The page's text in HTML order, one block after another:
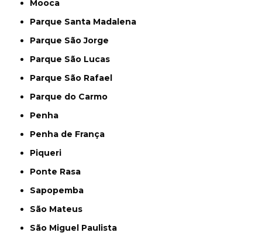
Mooca
Parque Santa Madalena
Parque São Jorge
Parque São Lucas
Parque São Rafael
Parque do Carmo
Penha
Penha de França
Piqueri
Ponte Rasa
Sapopemba
São Mateus
São Miguel Paulista